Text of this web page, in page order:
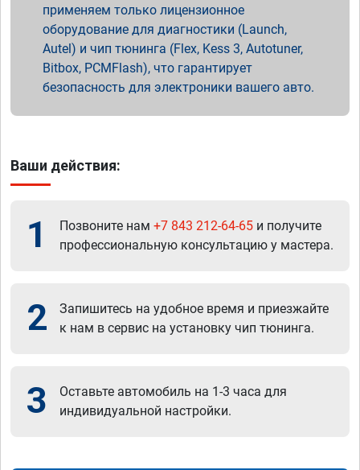
применяем только лицензионное
оборудование для диагностики (Launch,
Autel) и чип тюнинга (Flex, Kess 3, Autotuner,
Bitbox, PCMFlash), что гарантирует
безопасность для электроники вашего авто.
Ваши действия:
1 Позвоните нам +7 843 212-64-65 и получите
профессиональную консультацию у мастера.
2
Запишитесь на удобное время и приезжайте
к нам в сервис на установку чип тюнинга.
3
Оставьте автомобиль на 1-3 часа для
индивидуальной настройки.